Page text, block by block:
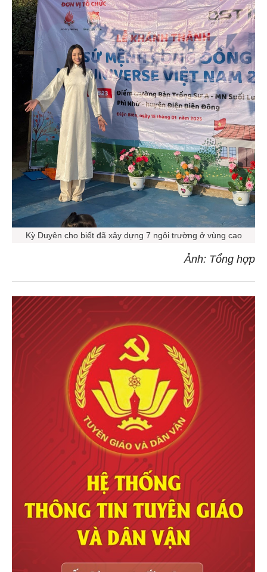
Kỳ Duyên cho biết đã xây dựng 7 ngôi trường ở vùng cao
Ảnh: Tổng hợp